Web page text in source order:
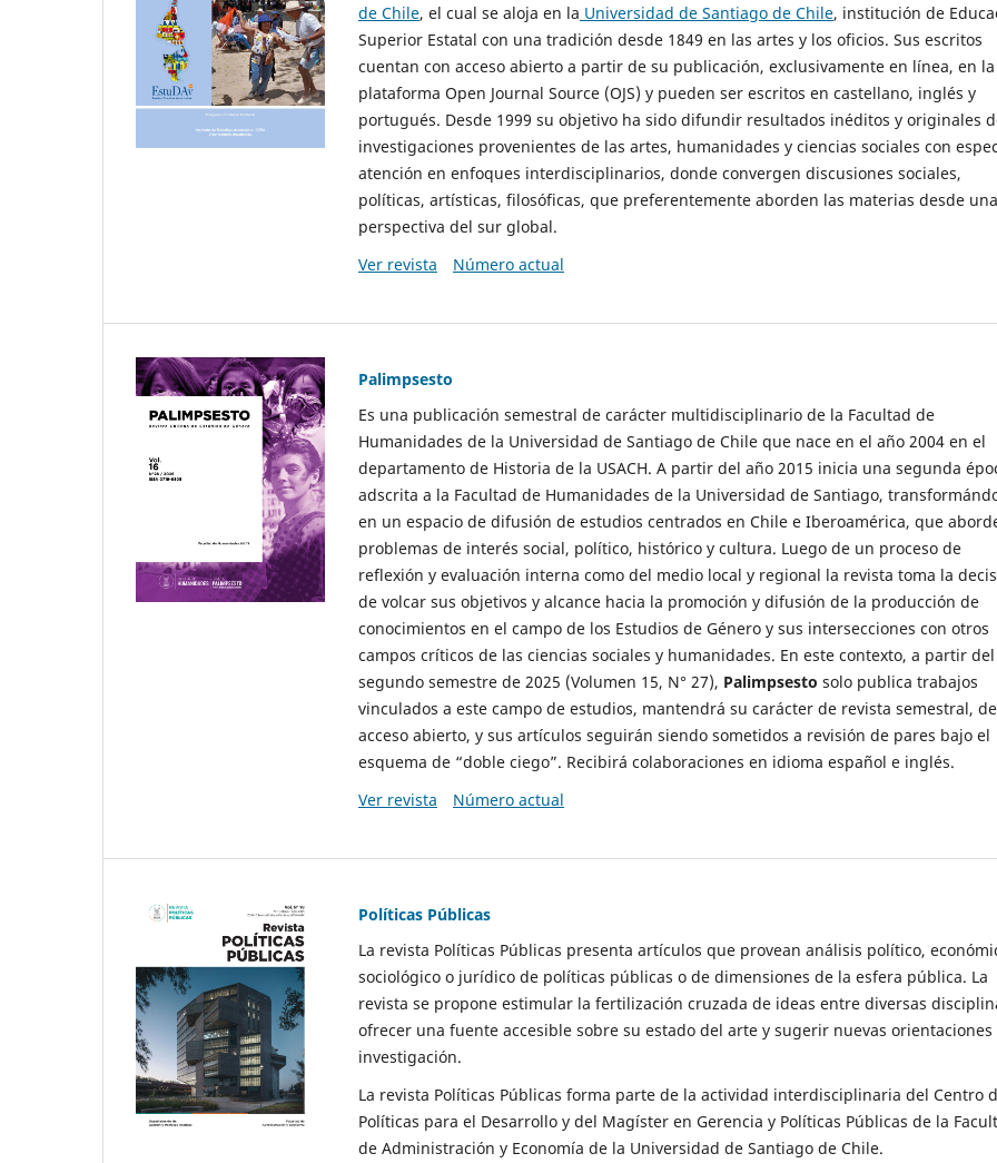
de Chile, el cual se aloja en la Universidad de Santiago de Chile, institución de
Superior Estatal con una tradición desde 1849 en las artes y los oficios. Sus escritos
cuentan con acceso abierto a partir de su publicación, exclusivamente en línea, en la
plataforma Open Journal Source (OJS) y pueden ser escritos en castellano, inglés y
portugués. Desde 1999 su objetivo ha sido difundir resultados inéditos y originales
investigaciones provenientes de las artes, humanidades y ciencias sociales con
atención en enfoques interdisciplinarios, donde convergen discusiones sociales,
políticas, artísticas, filosóficas, que preferentemente aborden las materias desde una
perspectiva del sur global.
Ver revista
Número actual
Palimpsesto
Es una publicación semestral de carácter multidisciplinario de la Facultad de
Humanidades de la Universidad de Santiago de Chile que nace en el año 2004 en el
departamento de Historia de la USACH. A partir del año 2015 inicia una segunda
adscrita a la Facultad de Humanidades de la Universidad de Santiago,
en un espacio de difusión de estudios centrados en Chile e Iberoamérica, que
problemas de interés social, político, histórico y cultura. Luego de un proceso de
reflexión y evaluación interna como del medio local y regional la revista toma la
de volcar sus objetivos y alcance hacia la promoción y difusión de la producción de
conocimientos en el campo de los Estudios de Género y sus intersecciones con otros
campos críticos de las ciencias sociales y humanidades. En este contexto, a partir del
segundo semestre de 2025 (Volumen 15, N° 27), Palimpsesto solo publica trabajos
vinculados a este campo de estudios, mantendrá su carácter de revista semestral, de
acceso abierto, y sus artículos seguirán siendo sometidos a revisión de pares bajo el
esquema de “doble ciego”. Recibirá colaboraciones en idioma español e inglés.
Ver revista
Número actual
Políticas Públicas
La revista Políticas Públicas presenta artículos que provean análisis político,
sociológico o jurídico de políticas públicas o de dimensiones de la esfera pública. La
revista se propone estimular la fertilización cruzada de ideas entre diversas
ofrecer una fuente accesible sobre su estado del arte y sugerir nuevas orientaciones
investigación.
La revista Políticas Públicas forma parte de la actividad interdisciplinaria del Centro
Políticas para el Desarrollo y del Magíster en Gerencia y Políticas Públicas de la
de Administración y Economía de la Universidad de Santiago de Chile.